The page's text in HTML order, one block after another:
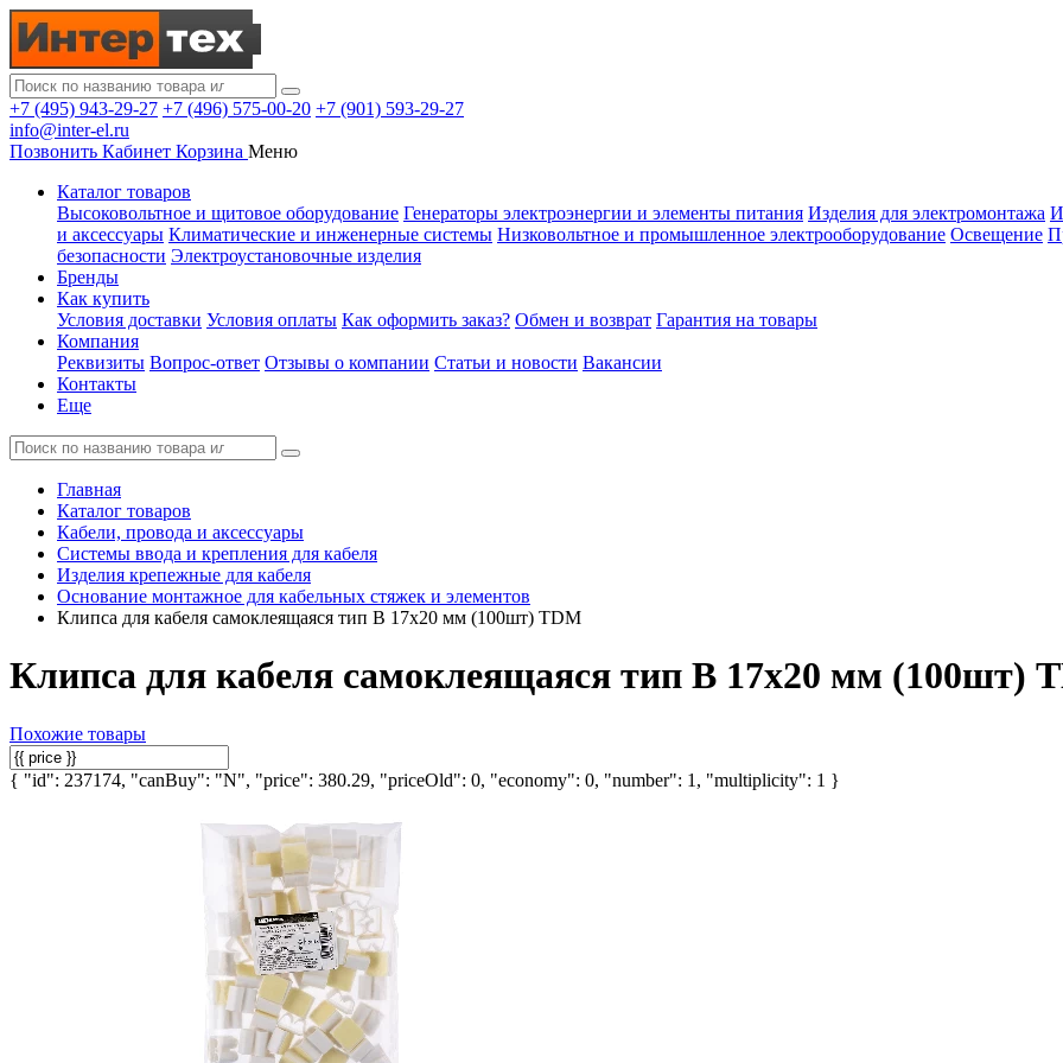
+7 (495) 943-29-27 +7 (496) 575-00-20 +7 (901) 593-29-27
info@inter-el.ru
Позвонить Кабинет Корзина Меню
Каталог товаров
Высоковольтное и щитовое оборудование Генераторы электроэнергии и элементы питания Изделия для электромонтажа
и аксессуары Климатические и инженерные системы Низковольтное и промышленное электрооборудование Освещение
безопасности Электроустановочные изделия
Бренды
Как купить
Условия доставки Условия оплаты Как оформить заказ? Обмен и возврат Гарантия на товары
Компания
Реквизиты Вопрос-ответ Отзывы о компании Статьи и новости Вакансии
Контакты
Еще
Главная
Каталог товаров
Кабели, провода и аксессуары
Системы ввода и крепления для кабеля
Изделия крепежные для кабеля
Основание монтажное для кабельных стяжек и элементов
Клипса для кабеля самоклеящаяся тип B 17х20 мм (100шт) TDM
Клипса для кабеля самоклеящаяся тип B 17х20 мм (100шт)
Похожие товары
{ "id": 237174, "canBuy": "N", "price": 380.29, "priceOld": 0, "economy": 0, "number": 1, "multiplicity": 1 }